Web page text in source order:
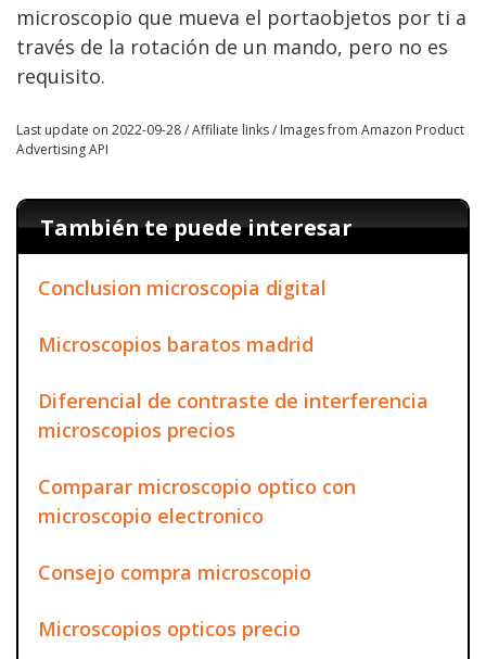
microscopio que mueva el portaobjetos por ti a
través de la rotación de un mando, pero no es
requisito.
Last update on 2022-09-28 / Affiliate links / Images from Amazon Product
Advertising API
También te puede interesar
Conclusion microscopia digital
Microscopios baratos madrid
Diferencial de contraste de interferencia
microscopios precios
Comparar microscopio optico con
microscopio electronico
Consejo compra microscopio
Microscopios opticos precio